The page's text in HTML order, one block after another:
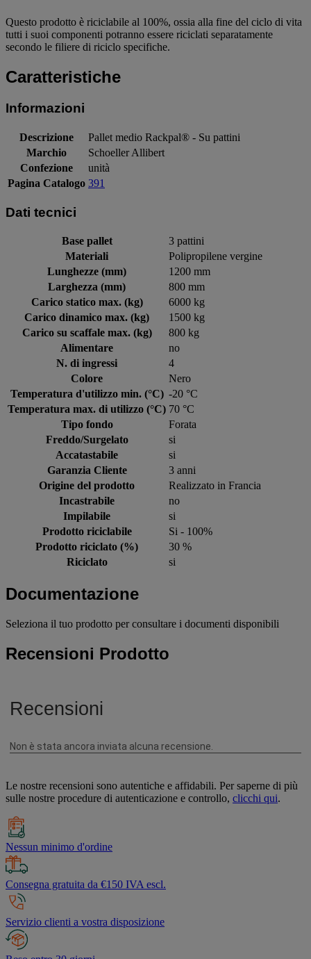
Questo prodotto è riciclabile al 100%, ossia alla fine del ciclo di vita
tutti i suoi componenti potranno essere riciclati separatamente
secondo le filiere di riciclo specifiche.
Caratteristiche
Informazioni
Descrizione
Pallet medio Rackpal® - Su pattini
Marchio
Schoeller Allibert
Confezione
unità
Pagina Catalogo 391
Dati tecnici
Base pallet
3 pattini
Materiali
Polipropilene vergine
Lunghezze (mm)
1200 mm
Larghezza (mm)
800 mm
Carico statico max. (kg)
6000 kg
Carico dinamico max. (kg)
1500 kg
Carico su scaffale max. (kg)
800 kg
Alimentare
no
N. di ingressi
4
Colore
Nero
Temperatura d'utilizzo min. (°C) -20 °C
Temperatura max. di utilizzo (°C) 70 °C
Tipo fondo
Forata
Freddo/Surgelato
si
Accatastabile
si
Garanzia Cliente
3 anni
Origine del prodotto
Realizzato in Francia
Incastrabile
no
Impilabile
si
Prodotto riciclabile
Si - 100%
Prodotto riciclato (%)
30 %
Riciclato
si
Documentazione
Seleziona il tuo prodotto per consultare i documenti disponibili
Recensioni Prodotto
Le nostre recensioni sono autentiche e affidabili. Per saperne di più
sulle nostre procedure di autenticazione e controllo, clicchi qui.
Nessun minimo d'ordine
Consegna gratuita da €150 IVA escl.
Servizio clienti a vostra disposizione